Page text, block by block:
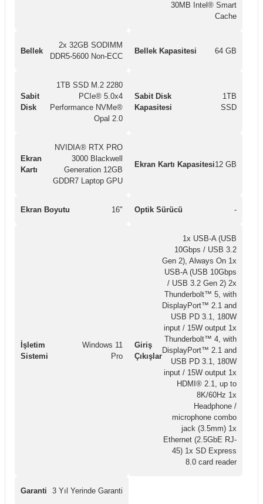
30MB Intel® Smart
Cache
Bellek
2x 32GB SODIMM
DDR5-5600 Non-ECC
Bellek Kapasitesi 64 GB
Sabit
Disk
1TB SSD M.2 2280
PCIe® 5.0x4
Performance NVMe®
Opal 2.0
Sabit Disk
Kapasitesi
1TB
SSD
Ekran
Kartı
NVIDIA® RTX PRO
3000 Blackwell
Generation 12GB
GDDR7 Laptop GPU
Ekran Kartı Kapasitesi12 GB
Ekran Boyutu 16" Optik Sürücü -
İşletim
Sistemi
Windows 11
Pro
Giriş
Çıkışlar
1x USB-A (USB
10Gbps / USB 3.2
Gen 2), Always On 1x
USB-A (USB 10Gbps
/ USB 3.2 Gen 2) 2x
Thunderbolt™ 5, with
DisplayPort™ 2.1 and
USB PD 3.1, 180W
input / 15W output 1x
Thunderbolt™ 4, with
DisplayPort™ 2.1 and
USB PD 3.1, 180W
input / 15W output 1x
HDMI® 2.1, up to
8K/60Hz 1x
Headphone /
microphone combo
jack (3.5mm) 1x
Ethernet (2.5GbE RJ-
45) 1x SD Express
8.0 card reader
Garanti 3 Yıl Yerinde Garanti